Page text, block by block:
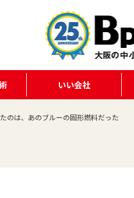
いい会社
のは、あのブルーの固形燃料だった